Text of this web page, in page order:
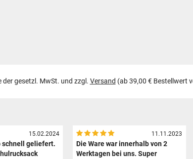
der gesetzl. MwSt. und zzgl. Versand (ab 39,00 € Bestellwert
15.02.2024
schnell geliefert.
11.11.2023
Die Ware war innerhalb von 2
Werktagen bei uns. Super